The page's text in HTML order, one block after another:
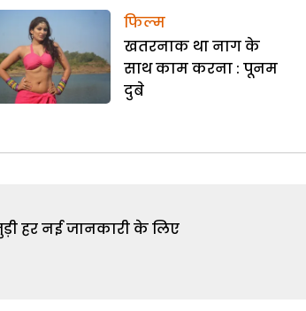
फिल्म
खतरनाक था नाग के
साथ काम करना : पूनम
दुबे
हर नई जानकारी के लिए